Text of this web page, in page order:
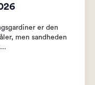
er den
men sandheden